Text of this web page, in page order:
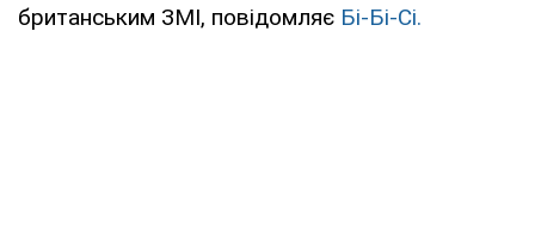
британським ЗМІ, повідомляє Бі-Бі-Сі.